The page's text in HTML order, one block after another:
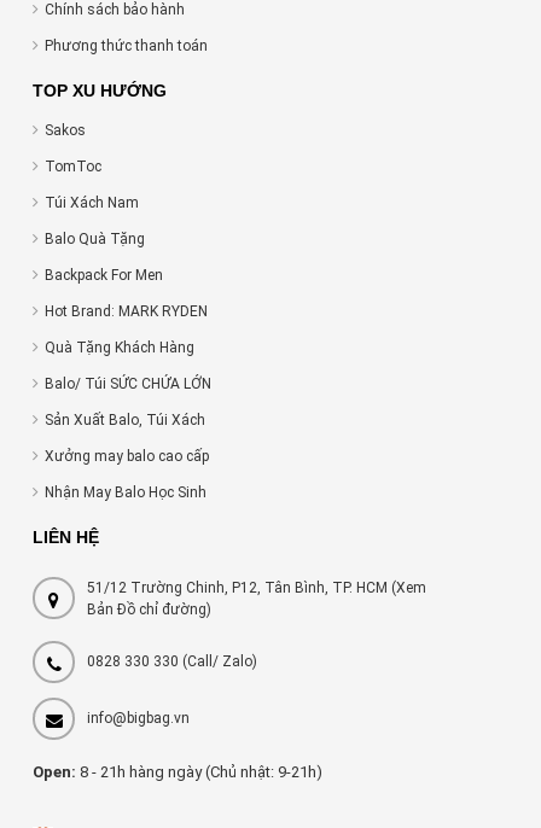
Chính sách bảo hành
Phương thức thanh toán
TOP XU HƯỚNG
Sakos
TomToc
Túi Xách Nam
Balo Quà Tặng
Backpack For Men
Hot Brand: MARK RYDEN
Quà Tặng Khách Hàng
Balo/ Túi SỨC CHỨA LỚN
Sản Xuất Balo, Túi Xách
Xưởng may balo cao cấp
Nhận May Balo Học Sinh
LIÊN HỆ
51/12 Trường Chinh, P12, Tân Bình, TP. HCM (Xem
Bản Đồ chỉ đường)
0828 330 330 (Call/ Zalo)
info@bigbag.vn
Open: 8 - 21h hàng ngày (Chủ nhật: 9-21h)